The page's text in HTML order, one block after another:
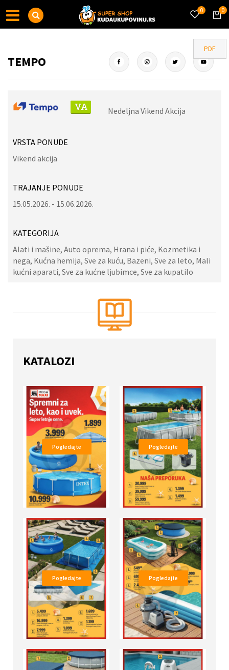
0
0
TEMPO
Nedeljna Vikend Akcija
PDF
VRSTA PONUDE
Vikend akcija
TRAJANJE PONUDE
15.05.2026. - 15.06.2026.
KATEGORIJA
Alati i mašine, Auto oprema, Hrana i piće, Kozmetika i
nega, Kućna hemija, Sve za kuću, Bazeni, Sve za leto, Mali
kućni aparati, Sve za kućne ljubimce, Sve za kupatilo
KATALOZI
Pogledajte Pogledajte
Pogledajte Pogledajte